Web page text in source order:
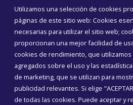
Utilizamos una selección de cookies
páginas de este sitio web: Cookies
necesarias para utilizar el sitio web;
proporcionan una mejor facilidad de
cookies de rendimiento, que
agregados sobre el uso y las
de marketing, que se utilizan para
publicidad relevantes. Si elige
de todas las cookies. Puede aceptar y
Eventos
Corporación
Teléfonos de
INICIAR
MAPA WEB